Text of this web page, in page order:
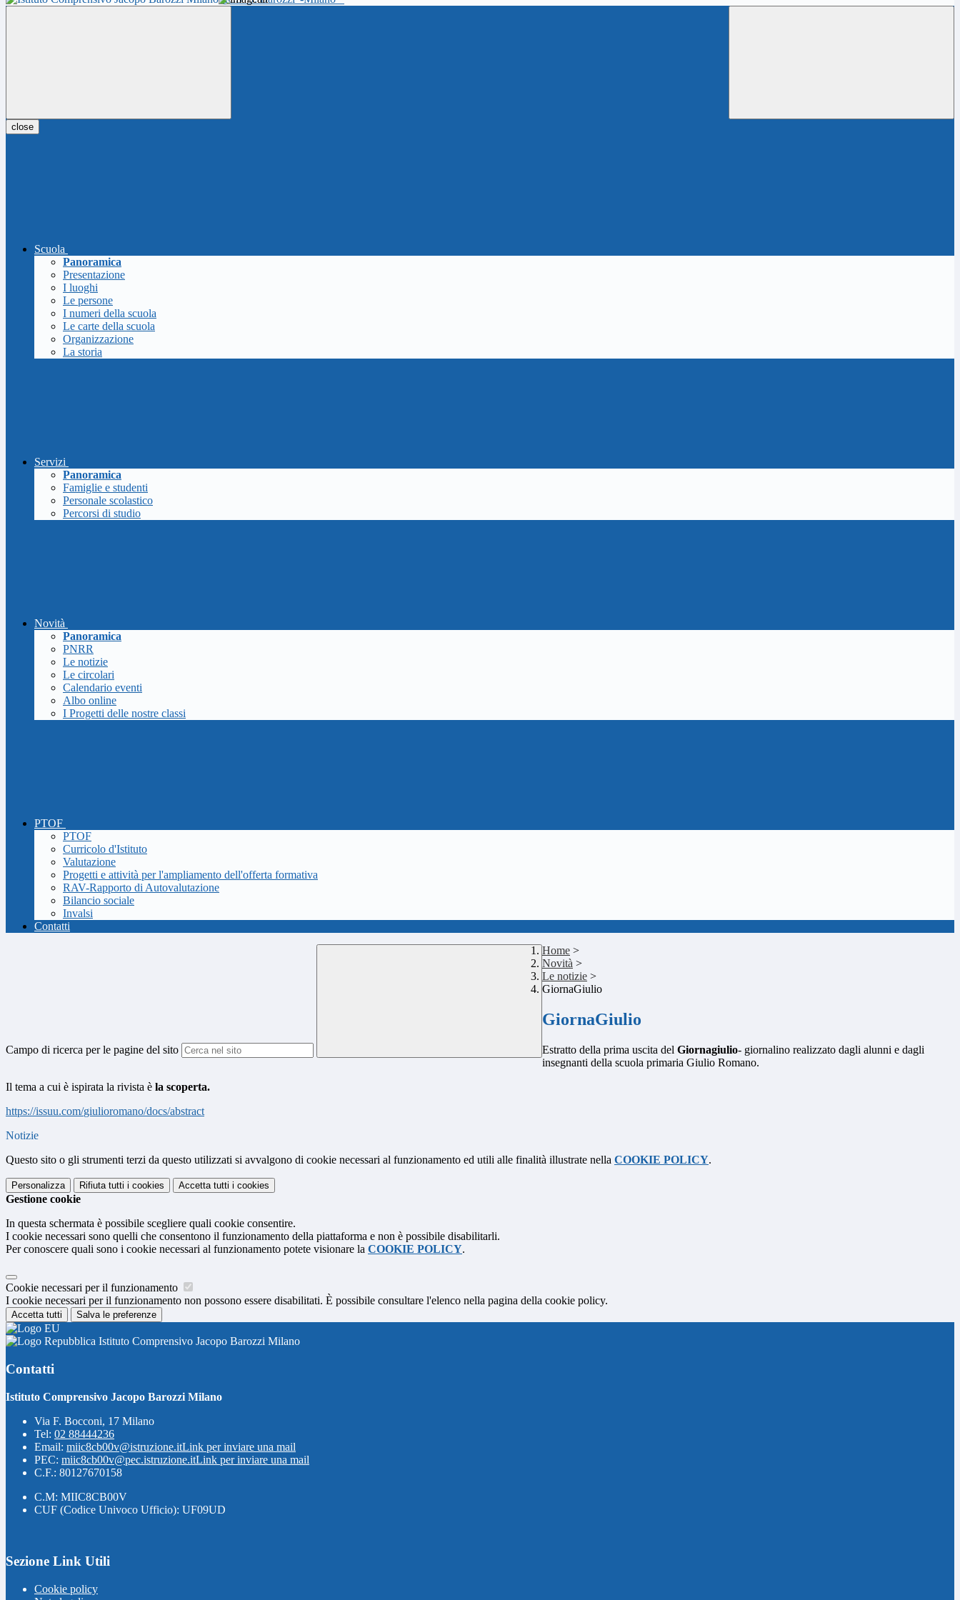
close
Scuola
Panoramica
Presentazione
I luoghi
Le persone
I numeri della scuola
Le carte della scuola
Organizzazione
La storia
Servizi
Panoramica
Famiglie e studenti
Personale scolastico
Percorsi di studio
Novità
Panoramica
PNRR
Le notizie
Le circolari
Calendario eventi
Albo online
I Progetti delle nostre classi
PTOF
PTOF
Curricolo d'Istituto
Valutazione
Progetti e attività per l'ampliamento dell'offerta formativa
RAV-Rapporto di Autovalutazione
Bilancio sociale
Invalsi
Contatti
Campo di ricerca per le pagine del sito
Home >
Novità >
Le notizie >
GiornaGiulio
GiornaGiulio
Estratto della prima uscita del Giornagiulio- giornalino realizzato dagli alunni e dagli
insegnanti della scuola primaria Giulio Romano.
Il tema a cui è ispirata la rivista è la scoperta.
https://issuu.com/giulioromano/docs/abstract
Notizie
Questo sito o gli strumenti terzi da questo utilizzati si avvalgono di cookie necessari al funzionamento ed utili alle finalità illustrate nella COOKIE POLICY.
Personalizza Rifiuta tutti i cookies Accetta tutti i cookies
Gestione cookie
In questa schermata è possibile scegliere quali cookie consentire.
I cookie necessari sono quelli che consentono il funzionamento della piattaforma e non è possibile disabilitarli.
Per conoscere quali sono i cookie necessari al funzionamento potete visionare la COOKIE POLICY.
Cookie necessari per il funzionamento
I cookie necessari per il funzionamento non possono essere disabilitati. È possibile consultare l'elenco nella pagina della cookie policy.
Accetta tutti Salva le preferenze
Istituto Comprensivo Jacopo Barozzi Milano
Contatti
Istituto Comprensivo Jacopo Barozzi Milano
Via F. Bocconi, 17 Milano
Tel: 02 88444236
Email: miic8cb00v@istruzione.itLink per inviare una mail
PEC: miic8cb00v@pec.istruzione.itLink per inviare una mail
C.F.: 80127670158
C.M: MIIC8CB00V
CUF (Codice Univoco Ufficio): UF09UD
Sezione Link Utili
Cookie policy